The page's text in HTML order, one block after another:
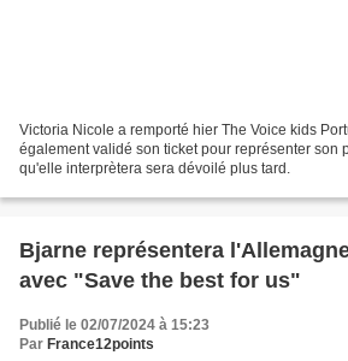
Victoria Nicole a remporté hier The Voice kids
également validé son ticket pour représenter son
qu'elle interprètera sera dévoilé plus tard.
Bjarne représentera
avec "Save the best for us"
Publié le 02/07/2024 à 15:23
Par France12points